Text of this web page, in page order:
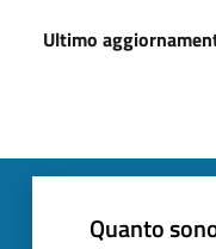
Ultimo
Quanto